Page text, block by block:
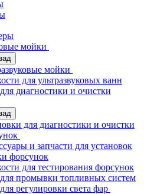
мойки
мойки
для ультразвуковых ванн
диагностики и очистки
для диагностики и очистки
и запчасти для установок
форсунок
для тестирования форсунок
промывки топливных систем
регулировки света фар